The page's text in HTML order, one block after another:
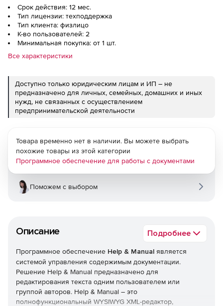
Срок действия: 12 мес.
Тип лицензии: техподдержка
Тип клиента: физлицо
К-во пользователей: 2
Минимальная покупка: от 1 шт.
Все характеристики
Доступно только юридическим лицам и ИП – не
предназначено для личных, семейных, домашних и иных
нужд, не связанных с осуществлением
предпринимательской деятельности
Описание Подробнее
Программное обеспечение Help & Manual является
системой управления содержимым документации.
Решение Help & Manual предназначено для
редактирования текста одним пользователем или
группой авторов. Help & Manual – это
полнофункциональный WYSIWYG XML-редактор,
Товара временно нет в наличии. Вы можете выбрать
похожие товары из этой категории
Программное обеспечение для работы с документами
Поможем с выбором